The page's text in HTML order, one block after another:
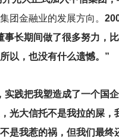
团金融业的发展方向。
事长期间做了很多努力，
以，也没有什么遗憾。”
实践把我塑造成了一个国
光大信托不是我拉的屎
是我惹的祸，但我们最